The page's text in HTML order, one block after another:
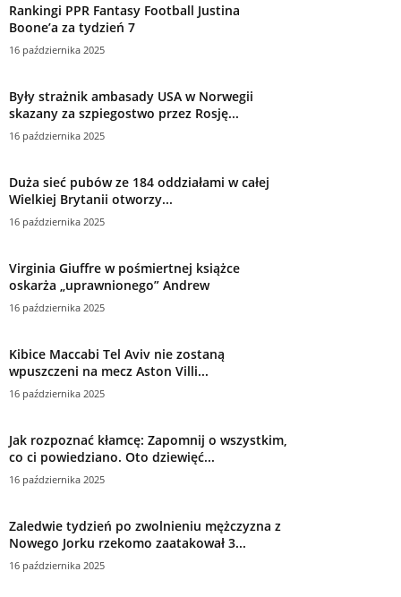
Rankingi PPR Fantasy Football Justina
Boone’a za tydzień 7
16 października 2025
Były strażnik ambasady USA w Norwegii
skazany za szpiegostwo przez Rosję...
16 października 2025
Duża sieć pubów ze 184 oddziałami w całej
Wielkiej Brytanii otworzy...
16 października 2025
Virginia Giuffre w pośmiertnej książce
oskarża „uprawnionego” Andrew
16 października 2025
Kibice Maccabi Tel Aviv nie zostaną
wpuszczeni na mecz Aston Villi...
16 października 2025
Jak rozpoznać kłamcę: Zapomnij o wszystkim,
co ci powiedziano. Oto dziewięć...
16 października 2025
Zaledwie tydzień po zwolnieniu mężczyzna z
Nowego Jorku rzekomo zaatakował 3...
16 października 2025